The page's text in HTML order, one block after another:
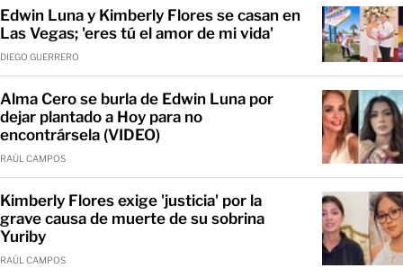
Edwin Luna y Kimberly Flores se casan en
Las Vegas; 'eres tú el amor de mi vida'
DIEGO GUERRERO
Alma Cero se burla de Edwin Luna por
dejar plantado a Hoy para no
encontrársela (VIDEO)
RAÚL CAMPOS
Kimberly Flores exige 'justicia' por la
grave causa de muerte de su sobrina
Yuriby
RAÚL CAMPOS